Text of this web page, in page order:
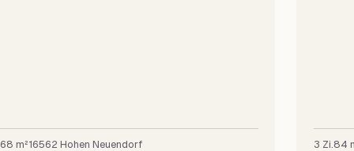
68 m²16562 Hohen Neuendorf 3 Zi. 84